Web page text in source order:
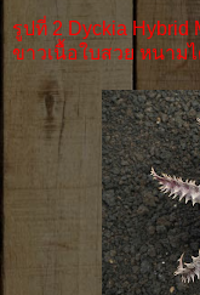
รูปที่ 2 Dyckia Hybrid
ขาวเนื้อใบสวย หนาม